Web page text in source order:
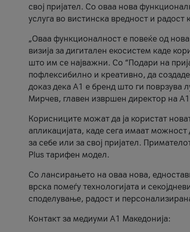
свој пријател. Со оваа нова
услуга во вистинска вредност и радост
„Оваа функционалност е повеќе од
визија за дигитален екосистем каде
што им се најважни. Со “Подари на
пофлексибилно и креативно, да
доказ дека А1 е бренд што ги поврзува
Мирчев, главен извршен директор на
Корисниците можат да ја користат
апликацијата, каде сега имаат можност
за себе или за свој пријател.
Plus тарифен модел.
Со лансирањето на оваа нова,
врска помеѓу технологијата и
споделување, радост и
Контакт за медиуми А1 Македонија: